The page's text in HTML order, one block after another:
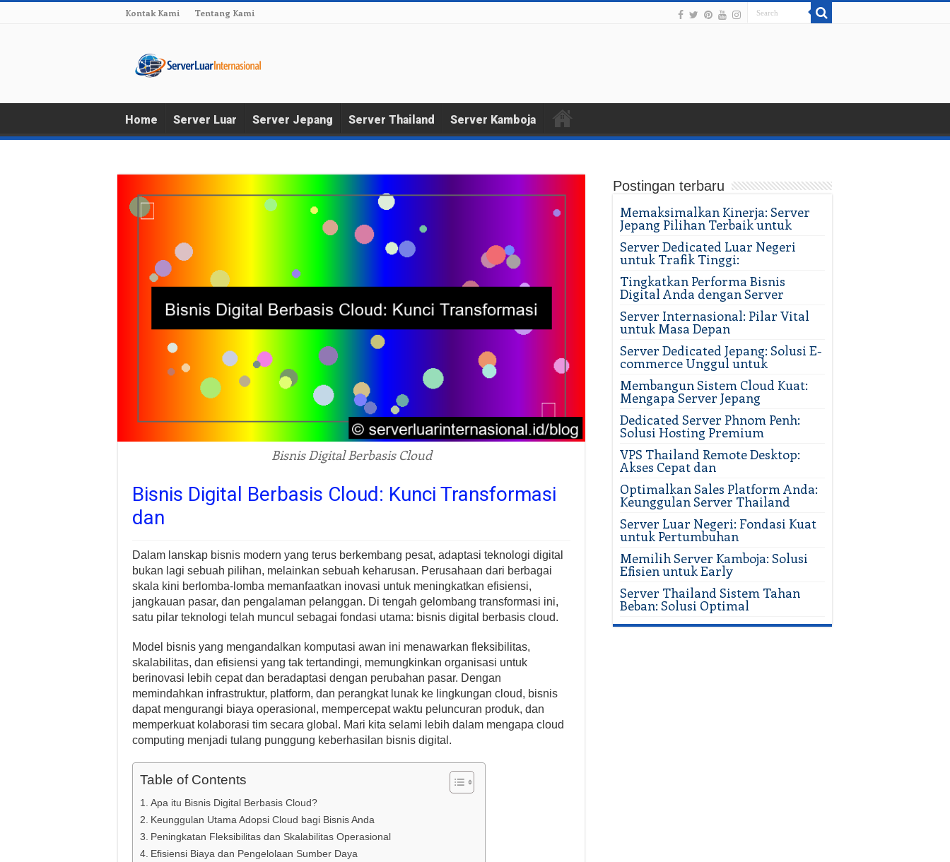
Kontak Kami Tentang Kami
Home Server Luar Server Jepang Server Thailand Server Kamboja
Bisnis Digital Berbasis Cloud
Bisnis Digital Berbasis Cloud: Kunci Transformasi
dan
Dalam lanskap bisnis modern yang terus berkembang pesat, adaptasi teknologi digital
bukan lagi sebuah pilihan, melainkan sebuah keharusan. Perusahaan dari berbagai
skala kini berlomba-lomba memanfaatkan inovasi untuk meningkatkan efisiensi,
jangkauan pasar, dan pengalaman pelanggan. Di tengah gelombang transformasi ini,
satu pilar teknologi telah muncul sebagai fondasi utama: bisnis digital berbasis cloud.
Model bisnis yang mengandalkan komputasi awan ini menawarkan fleksibilitas,
skalabilitas, dan efisiensi yang tak tertandingi, memungkinkan organisasi untuk
berinovasi lebih cepat dan beradaptasi dengan perubahan pasar. Dengan
memindahkan infrastruktur, platform, dan perangkat lunak ke lingkungan cloud, bisnis
dapat mengurangi biaya operasional, mempercepat waktu peluncuran produk, dan
memperkuat kolaborasi tim secara global. Mari kita selami lebih dalam mengapa cloud
computing menjadi tulang punggung keberhasilan bisnis digital.
Table of Contents
Apa itu Bisnis Digital Berbasis Cloud?
Keunggulan Utama Adopsi Cloud bagi Bisnis Anda
Peningkatan Fleksibilitas dan Skalabilitas Operasional
Efisiensi Biaya dan Pengelolaan Sumber Daya
Postingan terbaru
Memaksimalkan Kinerja: Server
Jepang Pilihan Terbaik untuk
Server Dedicated Luar Negeri
untuk Trafik Tinggi:
Tingkatkan Performa Bisnis
Digital Anda dengan Server
Server Internasional: Pilar Vital
untuk Masa Depan
Server Dedicated Jepang: Solusi E-
commerce Unggul untuk
Membangun Sistem Cloud Kuat:
Mengapa Server Jepang
Dedicated Server Phnom Penh:
Solusi Hosting Premium
VPS Thailand Remote Desktop:
Akses Cepat dan
Optimalkan Sales Platform Anda:
Keunggulan Server Thailand
Server Luar Negeri: Fondasi Kuat
untuk Pertumbuhan
Memilih Server Kamboja: Solusi
Efisien untuk Early
Server Thailand Sistem Tahan
Beban: Solusi Optimal